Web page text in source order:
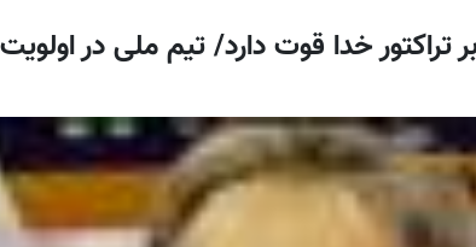
تراکتور خدا قوت دارد/ تیم ملی در اولویت